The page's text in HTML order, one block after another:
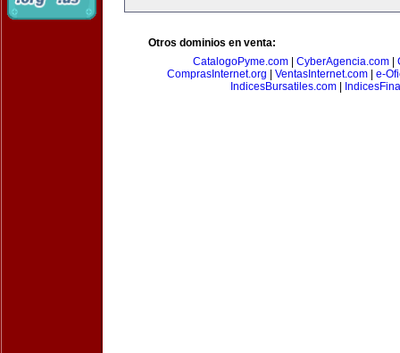
Otros dominios en venta:
CatalogoPyme.com
CyberAgencia.com
ComprasInternet.org
VentasInternet.com| e-
IndicesBursatiles.com|